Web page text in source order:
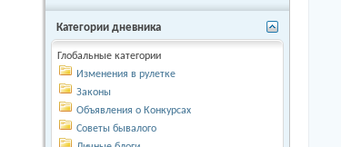
Категории дневника
Глобальные категории
Изменения в рулетке
Законы
Объявления о Конкурсах
Советы бывалого